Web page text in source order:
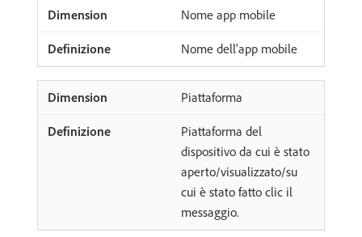
Nome app mobile
Nome dell'app mobile
Piattaforma
Piattaforma del
dispositivo da cui è stato
aperto/visualizzato/su
cui è stato fatto clic il
messaggio.